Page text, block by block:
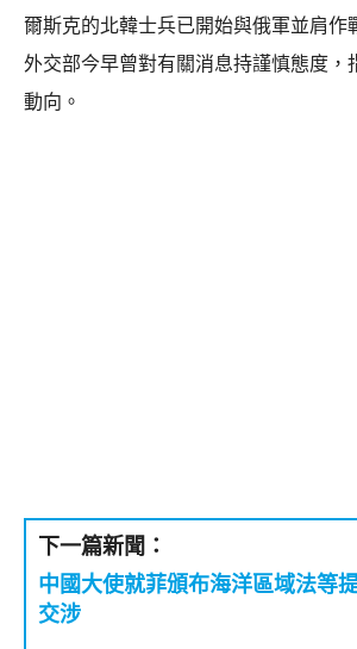
爾斯克的北韓士兵已開始與俄軍並肩作
外交部今早曾對有關消息持謹慎態度，
動向。
下一篇新聞：
中國大使就菲頒布海洋區域法等
交涉